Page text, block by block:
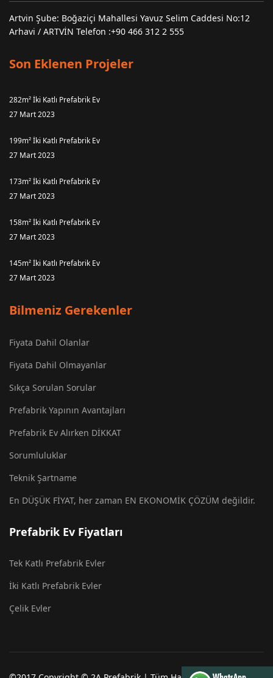
Artvin Şube: Boğaziçi Mahallesi Yavuz Selim Caddesi No:12
Arhavi / ARTVİN Telefon :+90 466 312 2 555
Son Eklenen Projeler
282m² İki Katlı Prefabrik Ev
27 Mart 2023
199m² İki Katlı Prefabrik Ev
27 Mart 2023
173m² İki Katlı Prefabrik Ev
27 Mart 2023
158m² İki Katlı Prefabrik Ev
27 Mart 2023
145m² İki Katlı Prefabrik Ev
27 Mart 2023
Bilmeniz Gerekenler
Fiyata Dahil Olanlar
Fiyata Dahil Olmayanlar
Sıkça Sorulan Sorular
Prefabrik Yapının Avantajları
Prefabrik Ev Alırken DİKKAT
Sorumluluklar
Teknik Şartname
En DÜŞÜK FİYAT, her zaman EN EKONOMİK ÇÖZÜM değildir.
Prefabrik Ev Fiyatları
Tek Katlı Prefabrik Evler
İki Katlı Prefabrik Evler
Çelik Evler